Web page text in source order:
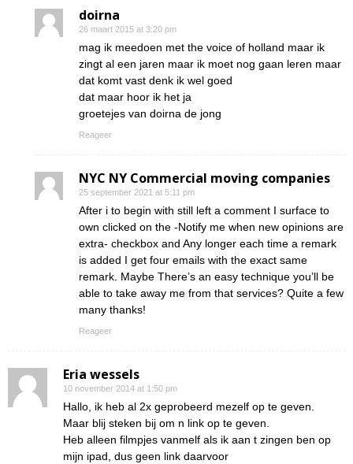
doirna
26 maart 2015 at 3:20 pm
mag ik meedoen met the voice of holland maar ik
zingt al een jaren maar ik moet nog gaan leren maar
dat komt vast denk ik wel goed
dat maar hoor ik het ja
groetejes van doirna de jong
Reageer
NYC NY Commercial moving companies
25 september 2021 at 5:11 pm
After i to begin with still left a comment I surface to
own clicked on the -Notify me when new opinions are
extra- checkbox and Any longer each time a remark
is added I get four emails with the exact same
remark. Maybe There’s an easy technique you’ll be
able to take away me from that services? Quite a few
many thanks!
Reageer
Eria wessels
10 november 2014 at 1:50 pm
Hallo, ik heb al 2x geprobeerd mezelf op te geven.
Maar blij steken bij om n link op te geven.
Heb alleen filmpjes vanmelf als ik aan t zingen ben op
mijn ipad, dus geen link daarvoor